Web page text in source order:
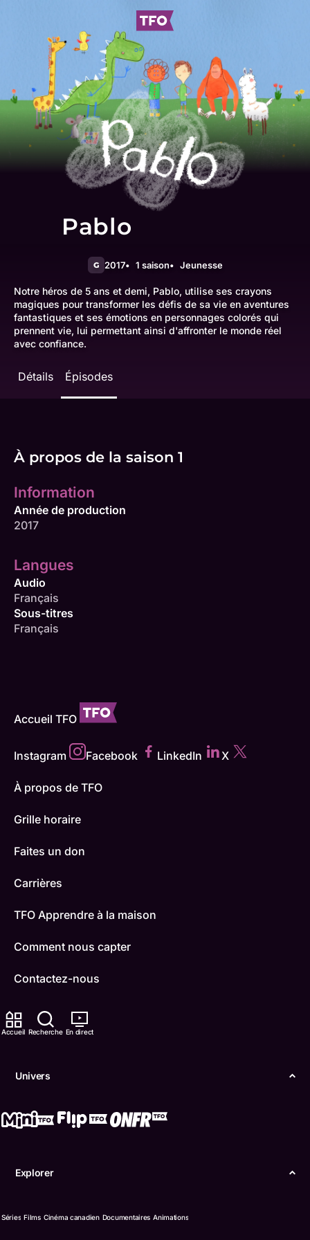
Accueil Recherche En direct
Univers
Explorer
Séries Films Cinéma canadien Documentaires Animations
Pablo
G 2017 1 saison Jeunesse
Notre héros de 5 ans et demi, Pablo, utilise ses crayons
magiques pour transformer les défis de sa vie en aventures
fantastiques et ses émotions en personnages colorés qui
prennent vie, lui permettant ainsi d'affronter le monde réel
avec confiance.
Détails Épisodes
À propos de la saison 1
Information
Année de production
2017
Langues
Audio
Français
Sous-titres
Français
Accueil TFO
Instagram Facebook LinkedIn X
À propos de TFO
Grille horaire
Faites un don
Carrières
TFO Apprendre à la maison
Comment nous capter
Contactez-nous
ONFR
Boukili
Confidentialité
langue française de l’Ontario (TFO) - 2026